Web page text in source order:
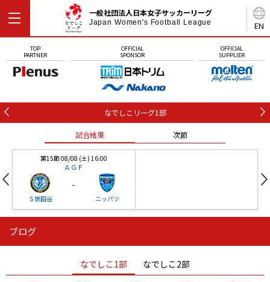
EN
一般社団法人日本女子サッカーリーグ
Japan Women's Football League
TOP
PARTNER
OFFICIAL
SPONSOR
OFFICIAL
SUPPLIER
なでしこリーグ1部
試合結果 次節
第15節 08/08 (土) 16:00
ＡＧＦ
Ｓ世田谷
-
ニッパツ
ニッパツ
ニッパツ 名古屋
石人の星
静岡 愛媛Ｌ
ブログ
なでしこ1部 なでしこ2部